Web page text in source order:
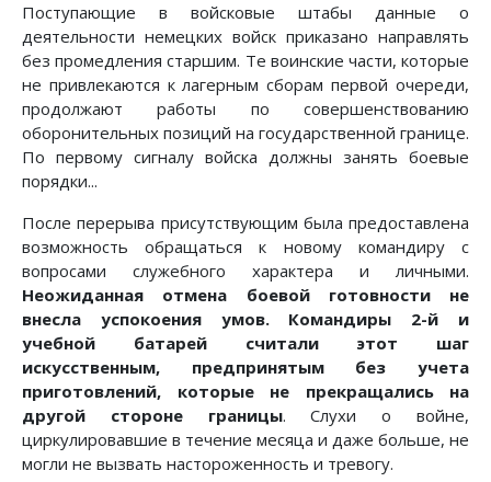
Поступающие в войсковые штабы данные о
деятельности немецких войск приказано направлять
без промедления старшим. Те воинские части, которые
не привлекаются к лагерным сборам первой очереди,
продолжают работы по совершенствованию
оборонительных позиций на государственной границе.
По первому сигналу войска должны занять боевые
порядки...
После перерыва присутствующим была предоставлена
возможность обращаться к новому командиру с
вопросами служебного характера и личными.
Неожиданная отмена боевой готовности не
внесла успокоения умов. Командиры 2-й и
учебной батарей считали этот шаг
искусственным, предпринятым без учета
приготовлений, которые не прекращались на
другой стороне границы. Слухи о войне,
циркулировавшие в течение месяца и даже больше, не
могли не вызвать настороженность и тревогу.